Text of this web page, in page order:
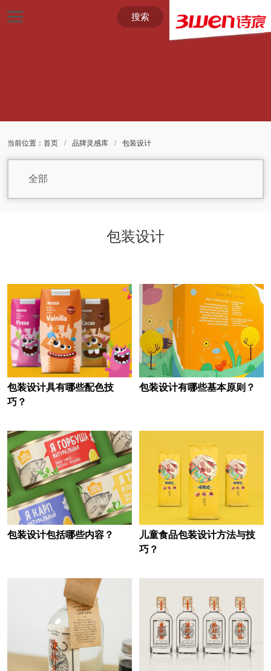
搜索
当前位置： 首页 / 品牌灵感库 / 包装设计
全部
包装设计
包装设计具有哪些配色技
巧？
包装设计有哪些基本原则？
包装设计包括哪些内容？
儿童食品包装设计方法与技
巧？